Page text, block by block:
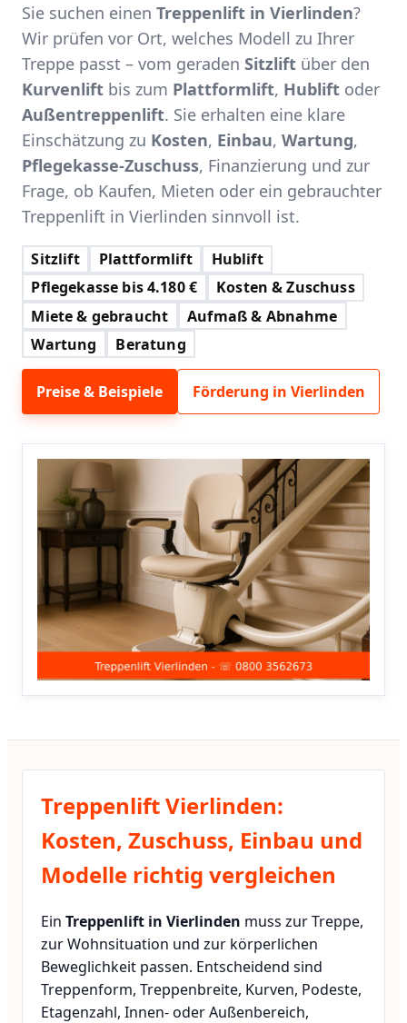
Sie suchen einen Treppenlift in Vierlinden?
Wir prüfen vor Ort, welches Modell zu Ihrer
Treppe passt – vom geraden Sitzlift über den
Kurvenlift bis zum Plattformlift, Hublift oder
Außentreppenlift. Sie erhalten eine klare
Einschätzung zu Kosten, Einbau, Wartung,
Pflegekasse-Zuschuss, Finanzierung und zur
Frage, ob Kaufen, Mieten oder ein gebrauchter
Treppenlift in Vierlinden sinnvoll ist.
Sitzlift Plattformlift
Hublift
Pflegekasse bis 4.180 €
Kosten & Zuschuss
Miete & gebraucht
Aufmaß & Abnahme
Wartung
Beratung
Preise & Beispiele Förderung in Vierlinden
Treppenlift Vierlinden:
Kosten, Zuschuss, Einbau und
Modelle richtig vergleichen
Ein Treppenlift in Vierlinden muss zur Treppe,
zur Wohnsituation und zur körperlichen
Beweglichkeit passen. Entscheidend sind
Treppenform, Treppenbreite, Kurven, Podeste,
Etagenzahl, Innen- oder Außenbereich,